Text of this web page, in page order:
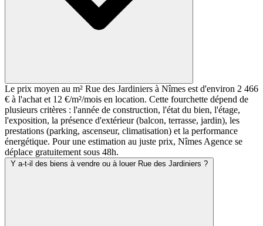
Le prix moyen au m² Rue des Jardiniers à Nîmes est d'environ 2 466
€ à l'achat et 12 €/m²/mois en location. Cette fourchette dépend de
plusieurs critères : l'année de construction, l'état du bien, l'étage,
l'exposition, la présence d'extérieur (balcon, terrasse, jardin), les
prestations (parking, ascenseur, climatisation) et la performance
énergétique. Pour une estimation au juste prix, Nîmes Agence se
déplace gratuitement sous 48h.
Y a-t-il des biens à vendre ou à louer Rue des Jardiniers ?